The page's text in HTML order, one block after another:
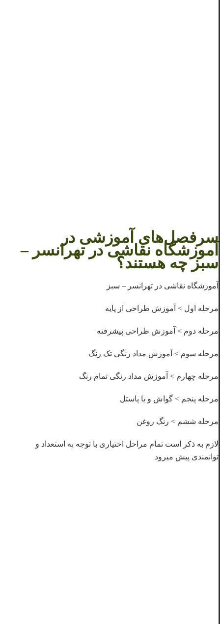
سرفصل‌های آموزشی در
آموزشگاه نقاشی در تهرانسر –
سبز چه هستند؟
آموزشگاه نقاشی در تهرانسر – سبز
مرحله اول > آموزش طراحی از پایه
مرحله دوم > آموزش طراحی پیشرفته
مرحله سوم > آموزش مداد رنگی تک رنگ
مرحله چهارم > آموزش مداد رنگی تمام رنگ
مرحله پنجم > گواش و یا پاستل
مرحله ششم > رنگ روغن
لازم به ذکر است تمام مراحل اختیاری با توجه به استعداد و
توانمندی پیش میرود